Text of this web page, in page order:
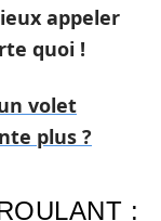
appeler
quoi !
volet
plus ?
: